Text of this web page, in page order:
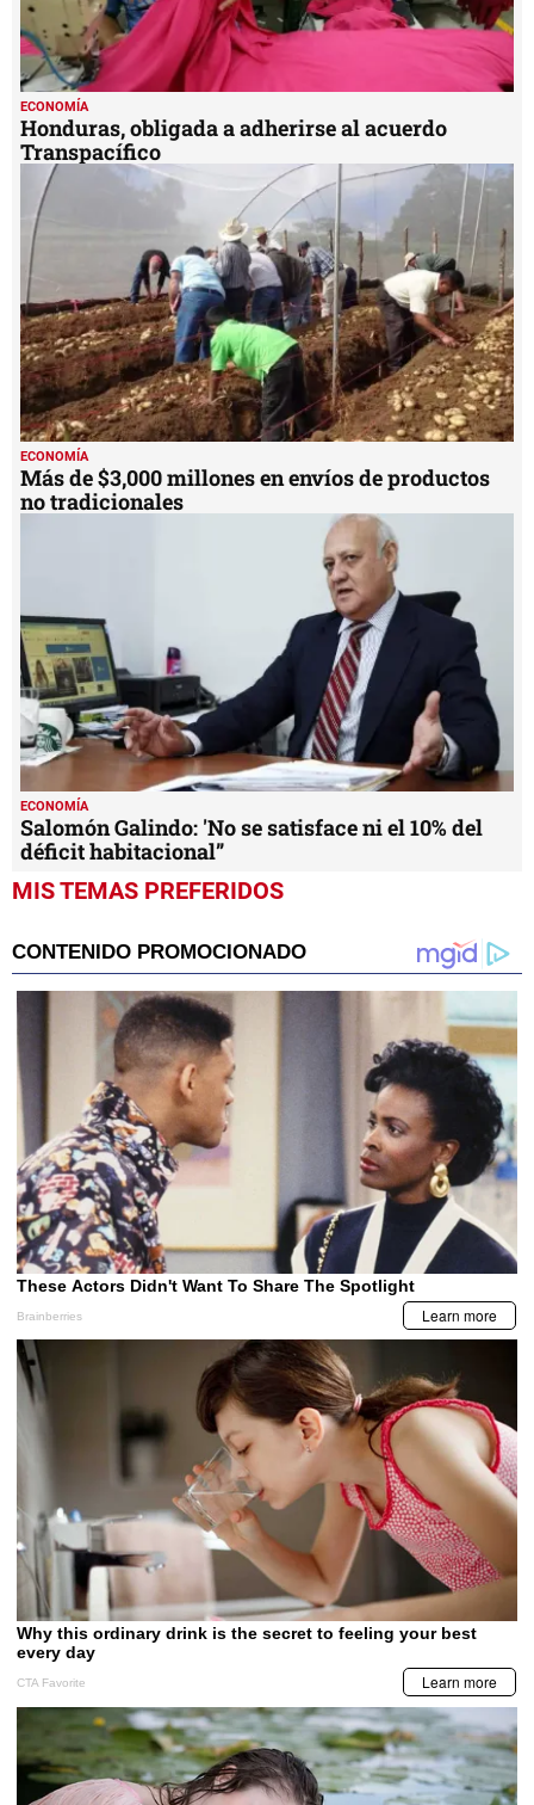
ECONOMÍA
Honduras, obligada a adherirse al acuerdo
Transpacífico
ECONOMÍA
Más de $3,000 millones en envíos de productos
no tradicionales
ECONOMÍA
Salomón Galindo: 'No se satisface ni el 10% del
déficit habitacional”
MIS TEMAS PREFERIDOS